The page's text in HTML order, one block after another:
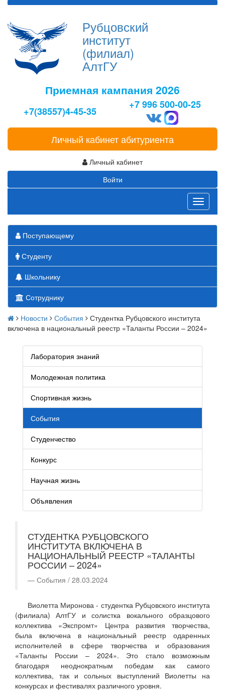
Рубцовский
институт
(филиал)
АлтГУ
Приемная кампания 2026
+7(38557)4-45-35
+7 996 500-00-25
Личный кабинет абитуриента
Личный кабинет
Войти
Toggle
Поступающему
Студенту
Школьнику
Сотруднику
Новости События
Студентка Рубцовского института
включена в национальный реестр «Таланты России – 2024»
Лаборатория знаний
Молодежная политика
Спортивная жизнь
События
Студенчество
Конкурс
Научная жизнь
Объявления
СТУДЕНТКА РУБЦОВСКОГО
ИНСТИТУТА ВКЛЮЧЕНА В
НАЦИОНАЛЬНЫЙ РЕЕСТР «ТАЛАНТЫ
РОССИИ – 2024»
События / 28.03.2024
Виолетта Миронова - студентка Рубцовского института
(филиала) АлтГУ и солистка вокального образцового
коллектива «Экспромт» Центра развития творчества,
была включена в национальный реестр одаренных
исполнителей в сфере творчества и образования
«Таланты России – 2024». Это стало возможным
благодаря неоднократным победам как самого
коллектива, так и сольных выступлений Виолетты на
конкурсах и фестивалях различного уровня.